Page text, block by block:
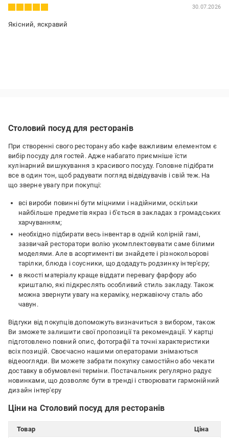
30.07.2026
Якісний, яскравий
Столовий посуд для ресторанів
При створенні свого ресторану або кафе важливим елементом є
вибір посуду для гостей. Адже набагато приємніше їсти
кулінарний вишукування з красивого посуду. Головне підібрати
все в один тон, щоб радувати погляд відвідувачів і свій теж. На
що зверне увагу при покупці:
всі вироби повинні бути міцними і надійними, оскільки
найбільше предметів якраз і б'ється в закладах з громадських
харчуванням;
необхідно підбирати весь інвентар в одній колірній гамі,
зазвичай ресторатори волію укомплектовувати саме білими
моделями. Але в асортименті ви знайдете і різнокольорові
тарілки, блюда і соусники, що додадуть родзинку інтер'єру;
в якості матеріалу краще віддати перевагу фарфору або
кришталю, які підкреслять особливий стиль закладу. Також
можна звернути увагу на кераміку, нержавіючу сталь або
чавун.
Відгуки від покупців допоможуть визначиться з вибором, також
Ви зможете залишити свої пропозиції та рекомендації. У картці
підготовлено повний опис, фотографії та точні характеристики
всіх позицій. Своєчасно нашими операторами знімаються
відеоогляди. Ви можете забрати покупку самостійно або чекати
доставку в обумовлені терміни. Постачальник регулярно радує
новинками, що дозволяє бути в тренді і створювати гармонійний
дизайн інтер'єру
Ціни на Столовий посуд для ресторанів
Товар
Ціна